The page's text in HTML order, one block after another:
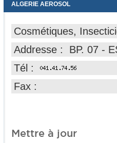
ALGERIE AEROSOL
Cosmétiques,
Addresse : BP. 07 -
Tél :
Fax :
Mettre à jour